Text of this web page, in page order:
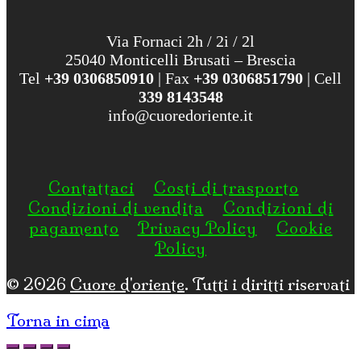
Via Fornaci 2h / 2i / 2l
25040 Monticelli Brusati – Brescia
Tel +39 0306850910 | Fax +39 0306851790 | Cell
339 8143548
info@cuoredoriente.it
Contattaci
Costi di trasporto
Condizioni di vendita
Condizioni di
pagamento
Privacy Policy
Cookie
Policy
© 2026 Cuore d'oriente. Tutti i diritti riservati
Torna in cima